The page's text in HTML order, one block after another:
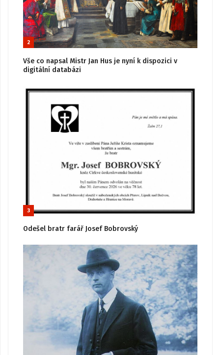
2
Vše co napsal Mistr Jan Hus je nyní k dispozici v
digitální databázi
3
Odešel bratr farář Josef Bobrovský